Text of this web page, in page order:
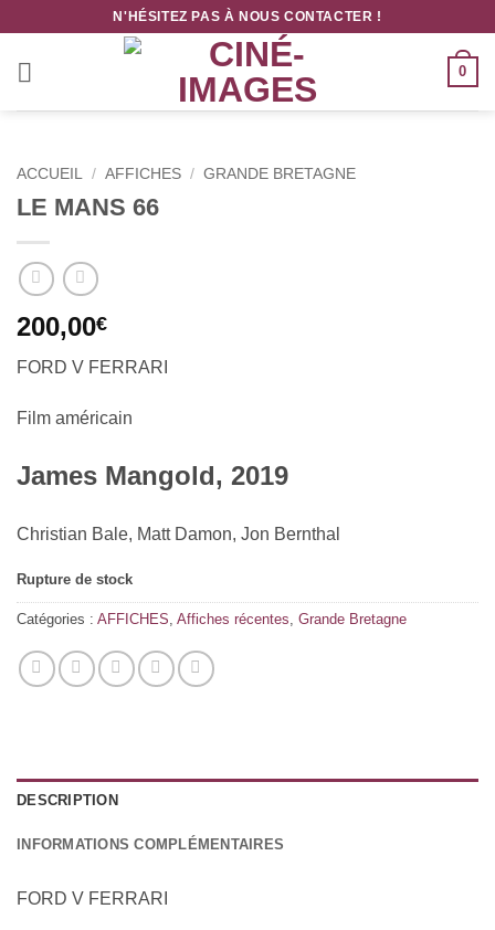
contenu
N'HÉSITEZ PAS À NOUS CONTACTER !
0
ACCUEIL / AFFICHES / GRANDE BRETAGNE
LE MANS 66
200,00€
FORD V FERRARI
Film américain
James Mangold, 2019
Christian Bale, Matt Damon, Jon Bernthal
Rupture de stock
Catégories : AFFICHES, Affiches récentes, Grande Bretagne
DESCRIPTION
INFORMATIONS COMPLÉMENTAIRES
FORD V FERRARI